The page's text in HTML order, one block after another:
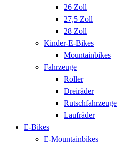
26 Zoll
27,5 Zoll
28 Zoll
Kinder-E-Bikes
Mountainbikes
Fahrzeuge
Roller
Dreiräder
Rutschfahrzeuge
Laufräder
E-Bikes
E-Mountainbikes